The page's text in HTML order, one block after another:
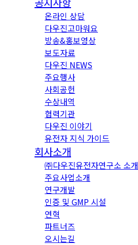
온라인 상담
다우진고마워요
방송&홍보영상
보도자료
다우진 NEWS
주요행사
사회공헌
수상내역
협력기관
다우진 이야기
유전자 지식 가이드
회사소개
㈜다우진유전자연구소 소개
주요사업소개
연구개발
인증 및 GMP 시설
연혁
파트너즈
오시는길